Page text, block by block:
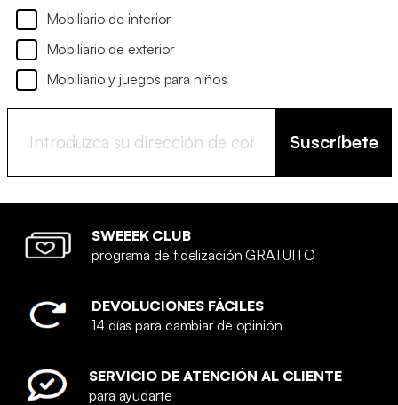
Mobiliario de interior
Mobiliario de exterior
Mobiliario y juegos para niños
Suscríbete
SWEEEK CLUB
programa de fidelización GRATUITO
DEVOLUCIONES FÁCILES
14 días para cambiar de opinión
SERVICIO DE ATENCIÓN AL CLIENTE
para ayudarte